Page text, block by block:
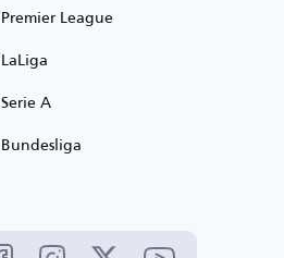
Premier League
LaLiga
Serie A
Bundesliga